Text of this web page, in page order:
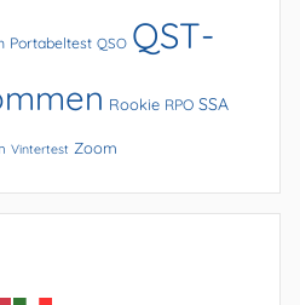
Portabeltest QSO QST-
Rookie RPO SSA
Vintertest Zoom